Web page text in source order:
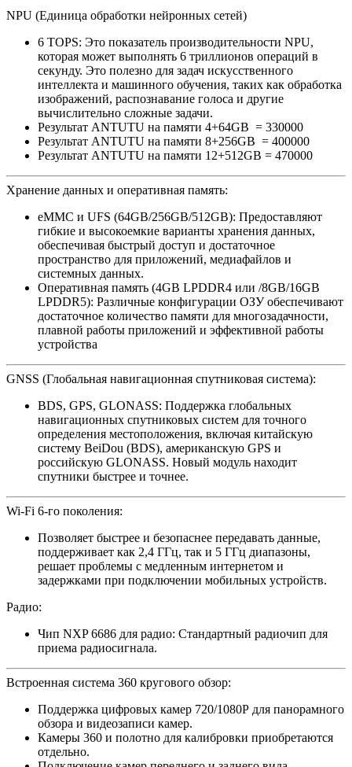
NPU (Единица обработки нейронных сетей)
6 TOPS: Это показатель производительности NPU,
которая может выполнять 6 триллионов операций в
секунду. Это полезно для задач искусственного
интеллекта и машинного обучения, таких как обработка
изображений, распознавание голоса и другие
вычислительно сложные задачи.
Результат ANTUTU на памяти 4+64GB = 330000
Результат ANTUTU на памяти 8+256GB = 400000
Результат ANTUTU на памяти 12+512GB = 470000
​Хранение данных и оперативная память:
eMMC и UFS (64GB/256GB/512GB): Предоставляют
гибкие и высокоемкие варианты хранения данных,
обеспечивая быстрый доступ и достаточное
пространство для приложений, медиафайлов и
системных данных.
Оперативная память (4GB LPDDR4 или /8GB/16GB
LPDDR5): Различные конфигурации ОЗУ обеспечивают
достаточное количество памяти для многозадачности,
плавной работы приложений и эффективной работы
устройства​ ​
​GNSS (Глобальная навигационная спутниковая система):
BDS, GPS, GLONASS: Поддержка глобальных
навигационных спутниковых систем для точного
определения местоположения, включая китайскую
систему BeiDou (BDS), американскую GPS и
российскую GLONASS. Новый модуль находит
спутники быстрее и точнее.
​Wi-Fi 6-го поколения:
Позволяет быстрее и безопаснее передавать данные,
поддерживает как 2,4 ГГц, так и 5 ГГц диапазоны,
решает проблемы с медленным интернетом и
задержками при подключении мобильных устройств.
​Радио:
Чип NXP 6686 для радио: Стандартный радиочип для
приема радиосигнала. ​
​Встроенная система 360 кругового обзор:
Поддержка цифровых камер 720/1080P для панорамного
обзора и видеозаписи камер.
Камеры 360 и полотно для калибровки приобретаются
отдельно.